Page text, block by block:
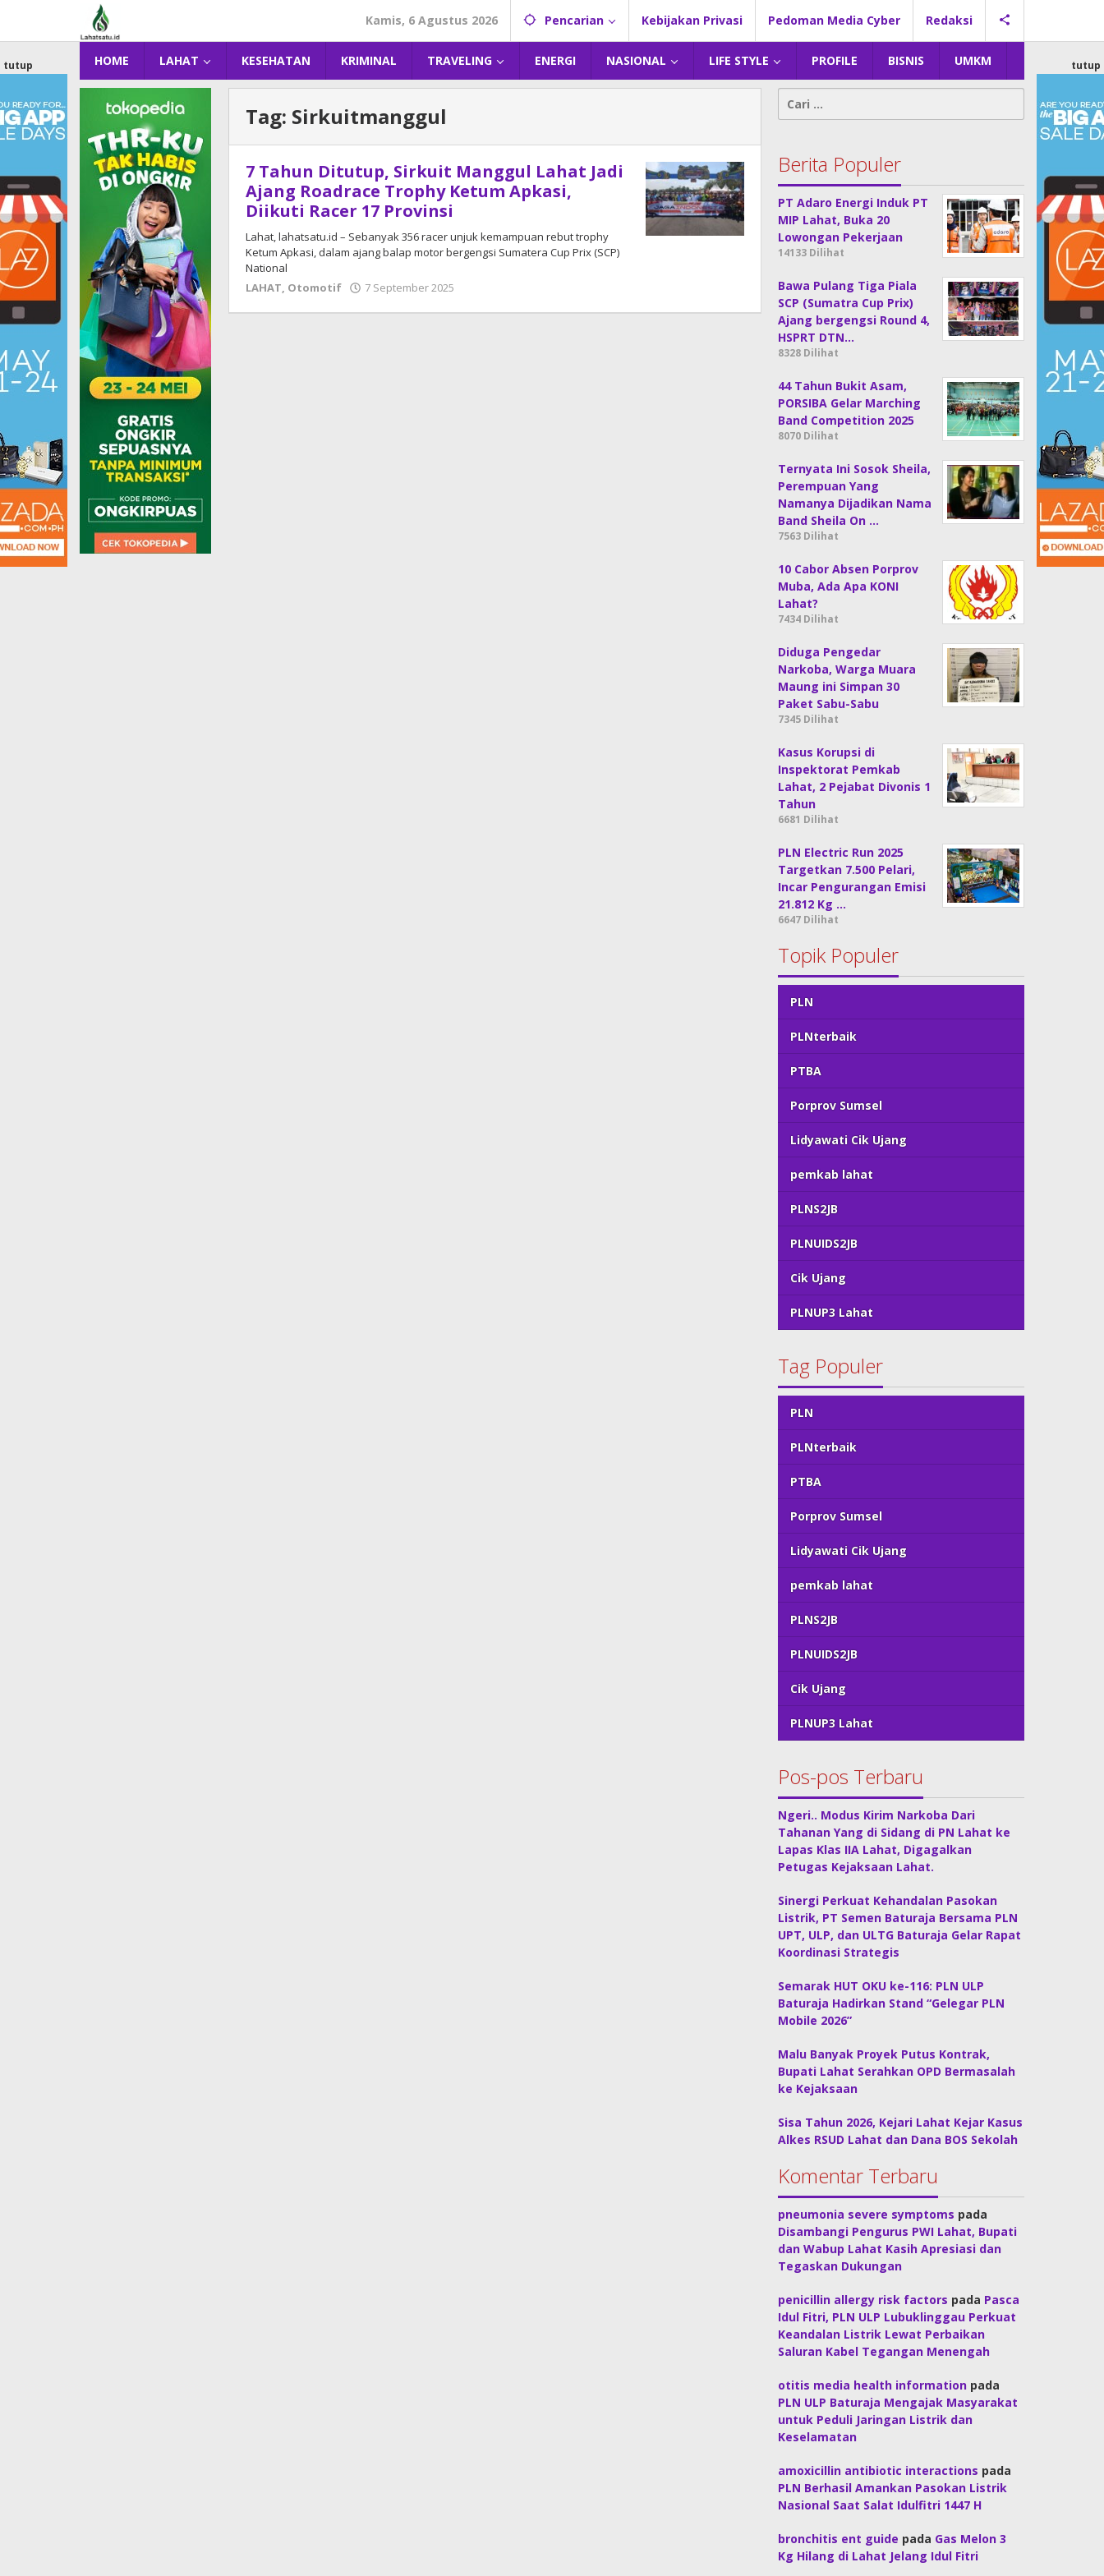
konten
Kamis, 6 Agustus 2026 Pencarian Kebijakan Privasi Pedoman Media Cyber Redaksi
HOME LAHAT KESEHATAN KRIMINAL TRAVELING ENERGI NASIONAL LIFE STYLE PROFILE BISNIS UMKM
tutup tutup
Tag: Sirkuitmanggul
7 Tahun Ditutup, Sirkuit Manggul Lahat Jadi
Ajang Roadrace Trophy Ketum Apkasi,
Diikuti Racer 17 Provinsi
Lahat, lahatsatu.id – Sebanyak 356 racer unjuk kemampuan rebut trophy
Ketum Apkasi, dalam ajang balap motor bergengsi Sumatera Cup Prix (SCP)
National
LAHAT, Otomotif 7 September 2025
Cari
untuk:
Berita Populer
PT Adaro Energi Induk PT
MIP Lahat, Buka 20
Lowongan Pekerjaan
14133 Dilihat
Bawa Pulang Tiga Piala
SCP (Sumatra Cup Prix)
Ajang bergengsi Round 4,
HSPRT DTN…
8328 Dilihat
44 Tahun Bukit Asam,
PORSIBA Gelar Marching
Band Competition 2025
8070 Dilihat
Ternyata Ini Sosok Sheila,
Perempuan Yang
Namanya Dijadikan Nama
Band Sheila On …
7563 Dilihat
10 Cabor Absen Porprov
Muba, Ada Apa KONI
Lahat?
7434 Dilihat
Diduga Pengedar
Narkoba, Warga Muara
Maung ini Simpan 30
Paket Sabu-Sabu
7345 Dilihat
Kasus Korupsi di
Inspektorat Pemkab
Lahat, 2 Pejabat Divonis 1
Tahun
6681 Dilihat
PLN Electric Run 2025
Targetkan 7.500 Pelari,
Incar Pengurangan Emisi
21.812 Kg …
6647 Dilihat
Topik Populer
PLN
PLNterbaik
PTBA
Porprov Sumsel
Lidyawati Cik Ujang
pemkab lahat
PLNS2JB
PLNUIDS2JB
Cik Ujang
PLNUP3 Lahat
Tag Populer
PLN
PLNterbaik
PTBA
Porprov Sumsel
Lidyawati Cik Ujang
pemkab lahat
PLNS2JB
PLNUIDS2JB
Cik Ujang
PLNUP3 Lahat
Pos-pos Terbaru
Ngeri.. Modus Kirim Narkoba Dari
Tahanan Yang di Sidang di PN Lahat ke
Lapas Klas IIA Lahat, Digagalkan
Petugas Kejaksaan Lahat.
Sinergi Perkuat Kehandalan Pasokan
Listrik, PT Semen Baturaja Bersama PLN
UPT, ULP, dan ULTG Baturaja Gelar Rapat
Koordinasi Strategis
Semarak HUT OKU ke-116: PLN ULP
Baturaja Hadirkan Stand “Gelegar PLN
Mobile 2026”
Malu Banyak Proyek Putus Kontrak,
Bupati Lahat Serahkan OPD Bermasalah
ke Kejaksaan
Sisa Tahun 2026, Kejari Lahat Kejar Kasus
Alkes RSUD Lahat dan Dana BOS Sekolah
Komentar Terbaru
pneumonia severe symptoms pada
Disambangi Pengurus PWI Lahat, Bupati
dan Wabup Lahat Kasih Apresiasi dan
Tegaskan Dukungan
penicillin allergy risk factors pada Pasca
Idul Fitri, PLN ULP Lubuklinggau Perkuat
Keandalan Listrik Lewat Perbaikan
Saluran Kabel Tegangan Menengah
otitis media health information pada
PLN ULP Baturaja Mengajak Masyarakat
untuk Peduli Jaringan Listrik dan
Keselamatan
amoxicillin antibiotic interactions pada
PLN Berhasil Amankan Pasokan Listrik
Nasional Saat Salat Idulfitri 1447 H
bronchitis ent guide pada Gas Melon 3
Kg Hilang di Lahat Jelang Idul Fitri